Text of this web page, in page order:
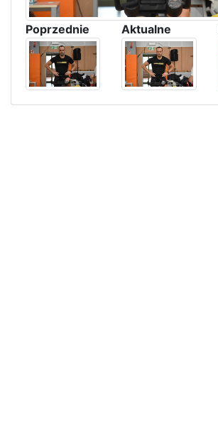
Poprzednie Aktualne